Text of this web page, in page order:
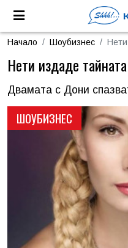
Начало Шоубизнес
ШОУБИЗНЕС
Нети издаде
Двамата с Дони